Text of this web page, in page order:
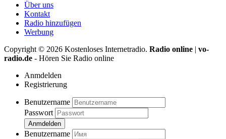
Über uns
Kontakt
Radio hinzufügen
Werbung
Copyright © 2026 Kostenloses Internetradio. Radio online | vo-
radio.de - Hören Sie Radio online
Anmdelden
Registrierung
Benutzername
Passwort
Anmdelden
Benutzername